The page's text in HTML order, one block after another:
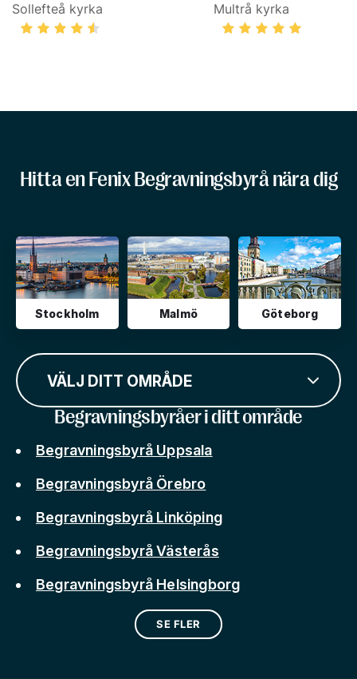
Sollefteå kyrka Multrå kyrka
Hitta en Fenix Begravningsbyrå nära dig
Stockholm Malmö Göteborg
VÄLJ DITT OMRÅDE
Begravningsbyråer i ditt område
Begravningsbyrå Uppsala
Begravningsbyrå Örebro
Begravningsbyrå Linköping
Begravningsbyrå Västerås
Begravningsbyrå Helsingborg
SE FLER